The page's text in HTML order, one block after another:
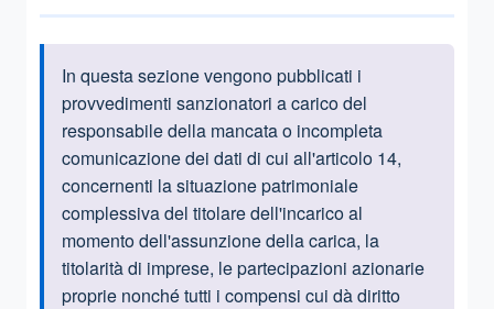
Informazioni introduttive
In questa sezione vengono pubblicati i
provvedimenti sanzionatori a carico del
responsabile della mancata o incompleta
comunicazione dei dati di cui all'articolo 14,
concernenti la situazione patrimoniale
complessiva del titolare dell'incarico al
momento dell'assunzione della carica, la
titolarità di imprese, le partecipazioni azionarie
proprie nonché tutti i compensi cui dà diritto